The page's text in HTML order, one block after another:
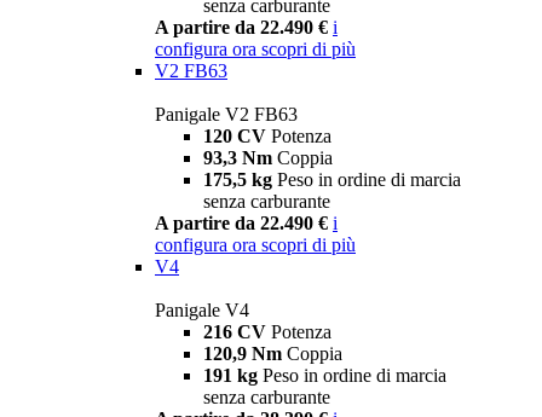
senza carburante
A partire da 22.490 € i
configura ora scopri di più
V2 FB63
Panigale V2 FB63
120 CV Potenza
93,3 Nm Coppia
175,5 kg Peso in ordine di marcia
senza carburante
A partire da 22.490 € i
configura ora scopri di più
V4
Panigale V4
216 CV Potenza
120,9 Nm Coppia
191 kg Peso in ordine di marcia
senza carburante